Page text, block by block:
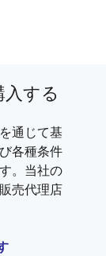
する
通じて基
各種条件
。当社の
売代理店